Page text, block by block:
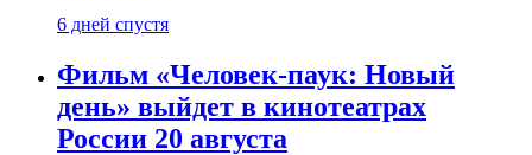
6 дней спустя
Фильм «Человек-паук: Новый
день» выйдет в кинотеатрах
России 20 августа